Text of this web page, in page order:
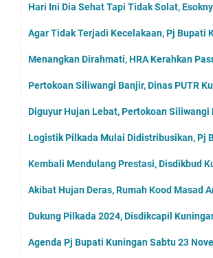
Hari Ini Dia Sehat Tapi Tidak Solat,
Agar Tidak Terjadi Kecelakaan, Pj Bupati
Menangkan Dirahmati, HRA Kerahkan
Pertokoan Siliwangi Banjir, Dinas PUTR
Diguyur Hujan Lebat, Pertokoan Siliwangi
Logistik Pilkada Mulai Didistribusikan, Pj
Kembali Mendulang Prestasi, Disdikbud
Akibat Hujan Deras, Rumah Kood Masad
Dukung Pilkada 2024, Disdikcapil
Agenda Pj Bupati Kuningan Sabtu 23